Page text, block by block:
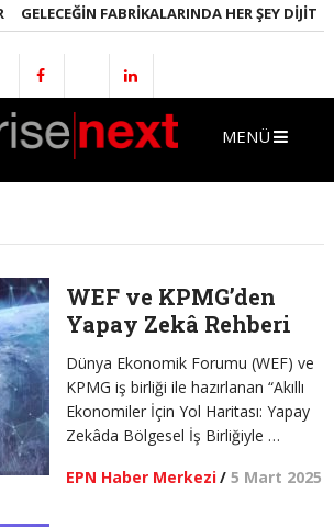
GELECEĞIN FABRIKALARINDA HER ŞEY DIJITAL
MENÜ
WEF ve KPMG’den
Yapay Zekâ Rehberi
Dünya Ekonomik Forumu (WEF) ve
KPMG iş birliği ile hazırlanan “Akıllı
Ekonomiler İçin Yol Haritası: Yapay
Zekâda Bölgesel İş Birliğiyle …
EPN Haber Merkezi/ 5 Mart 2025